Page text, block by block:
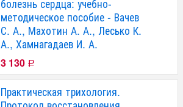
болезнь сердца: учебно-
методическое пособие - Вачев
С. А., Махотин А. А., Лесько К.
А., Хамнагадаев И. А.
3 130 Р
Практическая трихология.